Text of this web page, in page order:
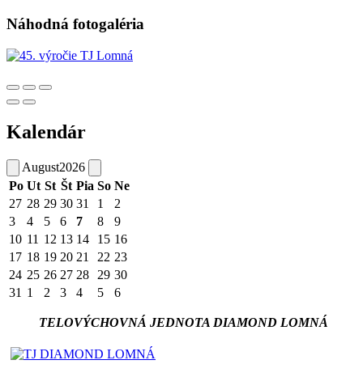
Náhodná fotogaléria
Kalendár
August2026
Po Ut St Št Pia So Ne
27 28 29 30 31 1
2
3
4 5 6 7 8
9
10 11 12 13 14 15 16
17 18 19 20 21 22 23
24 25 26 27 28 29 30
31 1 2 3 4 5 6
TELOVÝCHOVNÁ JEDNOTA DIAMOND LOMNÁ